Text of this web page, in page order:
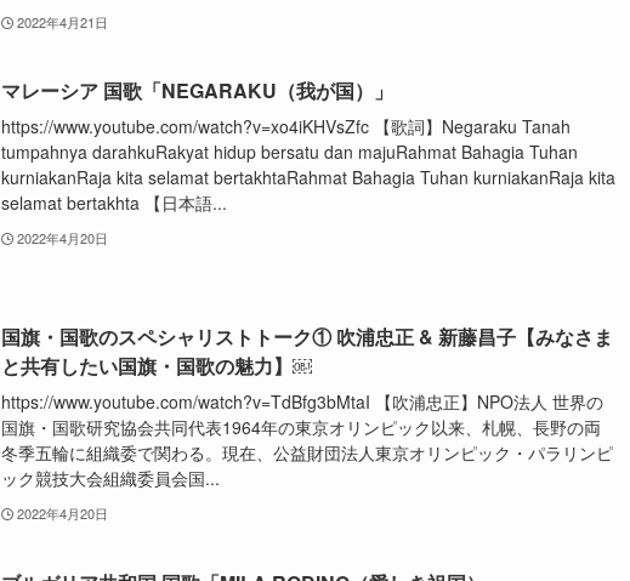
2022年4月21日
マレーシア 国歌「NEGARAKU（我が国）」
https://www.youtube.com/watch?v=xo4iKHVsZfc 【歌詞】Negaraku Tanah
tumpahnya darahkuRakyat hidup bersatu dan majuRahmat Bahagia Tuhan
kurniakanRaja kita selamat bertakhtaRahmat Bahagia Tuhan kurniakanRaja kita
selamat bertakhta 【日本語...
2022年4月20日
国旗・国歌のスペシャリストトーク① 吹浦忠正 & 新藤昌子【みなさま
と共有したい国旗・国歌の魅力】￼
https://www.youtube.com/watch?v=TdBfg3bMtaI 【吹浦忠正】NPO法人 世界の
国旗・国歌研究協会共同代表1964年の東京オリンピック以来、札幌、長野の両
冬季五輪に組織委で関わる。現在、公益財団法人東京オリンピック・パラリンピ
ック競技大会組織委員会国...
2022年4月20日